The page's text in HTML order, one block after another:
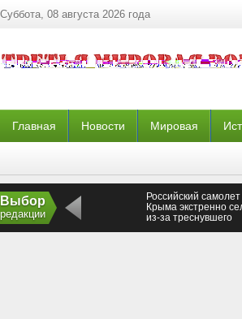
Суббота, 08 августа 2026 года
Главная Новости Мировая
Выбор
редакции
Российский самолет
Крыма экстренно
из-за треснувшего